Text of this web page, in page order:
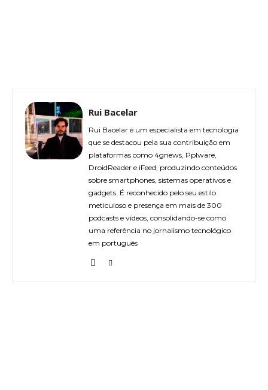
Rui Bacelar
Rui Bacelar é um especialista em tecnologia
que se destacou pela sua contribuição em
plataformas como 4gnews, Pplware,
DroidReader e iFeed, produzindo conteúdos
sobre smartphones, sistemas operativos e
gadgets. É reconhecido pelo seu estilo
meticuloso e presença em mais de 300
podcasts e vídeos, consolidando-se como
uma referência no jornalismo tecnológico
em português